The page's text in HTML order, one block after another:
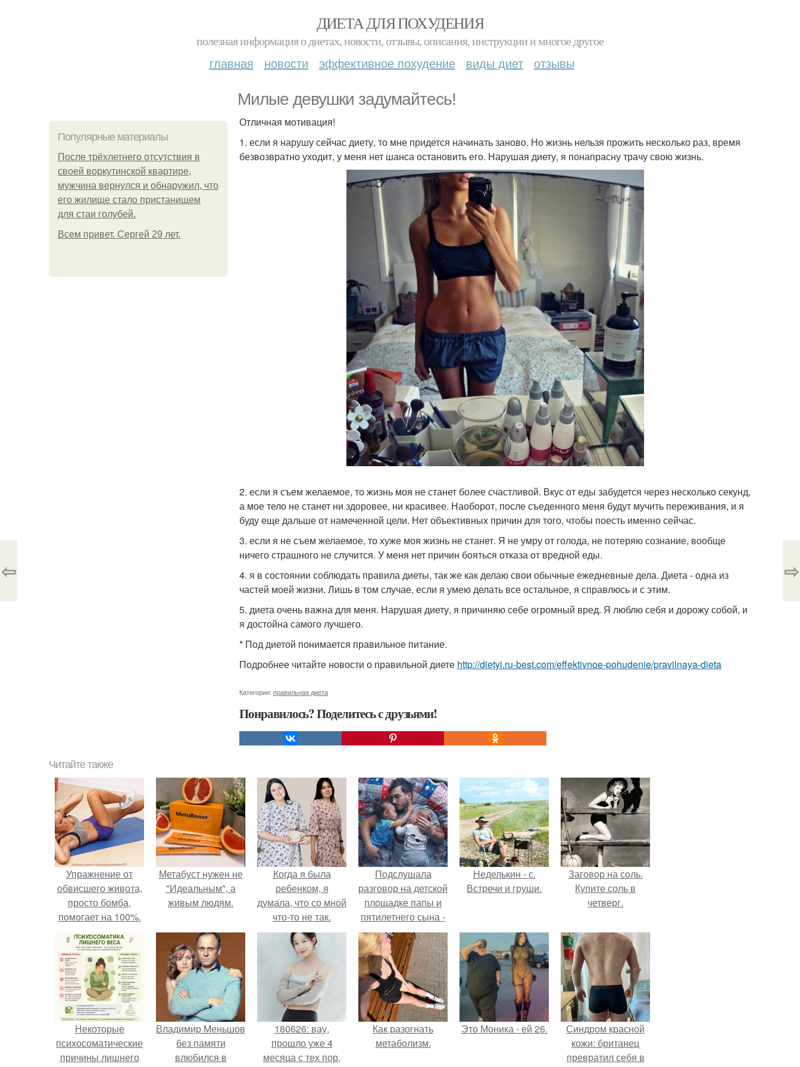
ДИЕТА ДЛЯ ПОХУДЕНИЯ
полезная информация о диетах, новости, отзывы, описания, инструкции и многое другое
главная новости эффективное похудение виды диет отзывы
Милые девушки задумайтесь!
Популярные материалы
После трёхлетнего отсутствия в
своей воркутинской квартире,
мужчина вернулся и обнаружил, что
его жилище стало пристанищем
для стаи голубей.
Всем привет. Сергей 29 лет.
Отличная мотивация!
1. если я нарушу сейчас диету, то мне придется начинать заново. Но жизнь нельзя прожить несколько раз, время
безвозвратно уходит, у меня нет шанса остановить его. Нарушая диету, я понапрасну трачу свою жизнь.
2. если я съем желаемое, то жизнь моя не станет более счастливой. Вкус от еды забудется через несколько секунд,
а мое тело не станет ни здоровее, ни красивее. Наоборот, после съеденного меня будут мучить переживания, и я
буду еще дальше от намеченной цели. Нет объективных причин для того, чтобы поесть именно сейчас.
3. если я не съем желаемое, то хуже моя жизнь не станет. Я не умру от голода, не потеряю сознание, вообще
ничего страшного не случится. У меня нет причин бояться отказа от вредной еды.
4. я в состоянии соблюдать правила диеты, так же как делаю свои обычные ежедневные дела. Диета - одна из
частей моей жизни. Лишь в том случае, если я умею делать все остальное, я справлюсь и с этим.
5. диета очень важна для меня. Нарушая диету, я причиняю себе огромный вред. Я люблю себя и дорожу собой, и
я достойна самого лучшего.
* Под диетой понимается правильное питание.
Подробнее читайте новости о правильной диете http://dietyi.ru-best.com/effektivnoe-pohudenie/pravilnaya-dieta
Категории: правильная диета
Понравилось? Поделитесь с друзьями!
⇦ ⇨
Читайте также
Упражнение от
обвисшего живота,
просто бомба,
помогает на 100%.
Метабуст нужен не
"Идеальным", а
живым людям.
Когда я была
ребенком, я
думала, что со мной
что-то не так.
Подслушала
разговор на детской
площадке папы и
пятилетнего сына -
"запомни сынок
лучшее - маме,
потому что она
девочка.
Неделькин - с.
Встречи и груши.
Заговор на соль.
Купите соль в
четверг.
Некоторые
психосоматические
причины лишнего
Владимир Меньшов
без памяти
влюбился в
180626: вау,
прошло уже 4
месяца с тех пор,
Как разогнать
метаболизм.
Это Моника - ей 26.
Синдром красной
кожи: британец
превратил себя в